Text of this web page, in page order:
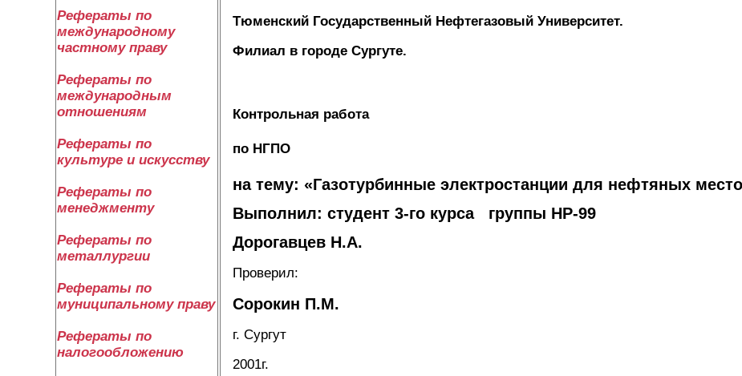
Рефераты по
международному
частному праву
Рефераты по
международным
отношениям
Рефераты по
культуре и искусству
Рефераты по
менеджменту
Рефераты по
металлургии
Рефераты по
муниципальному праву
Рефераты по
налогообложению
Тюменский Государственный Нефтегазовый Университет.
Филиал в городе Сургуте.
Контрольная работа
по НГПО
на тему: «Газотурбинные электростанции для нефтяных
Выполнил: студент 3-го курса группы НР-99
Дорогавцев Н.А.
Проверил:
Сорокин П.М.
г. Сургут
2001г.